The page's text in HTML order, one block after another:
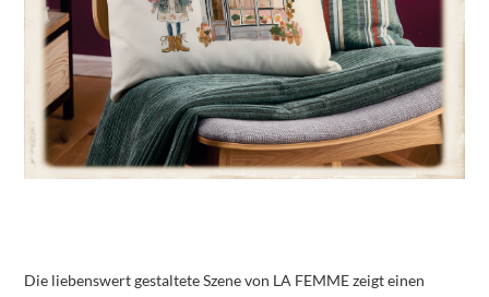
Die liebenswert gestaltete Szene von LA FEMME zeigt einen